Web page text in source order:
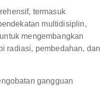
termasuk
multidisiplin,
mengembangkan
radiasi, pembedahan, dan
gangguan